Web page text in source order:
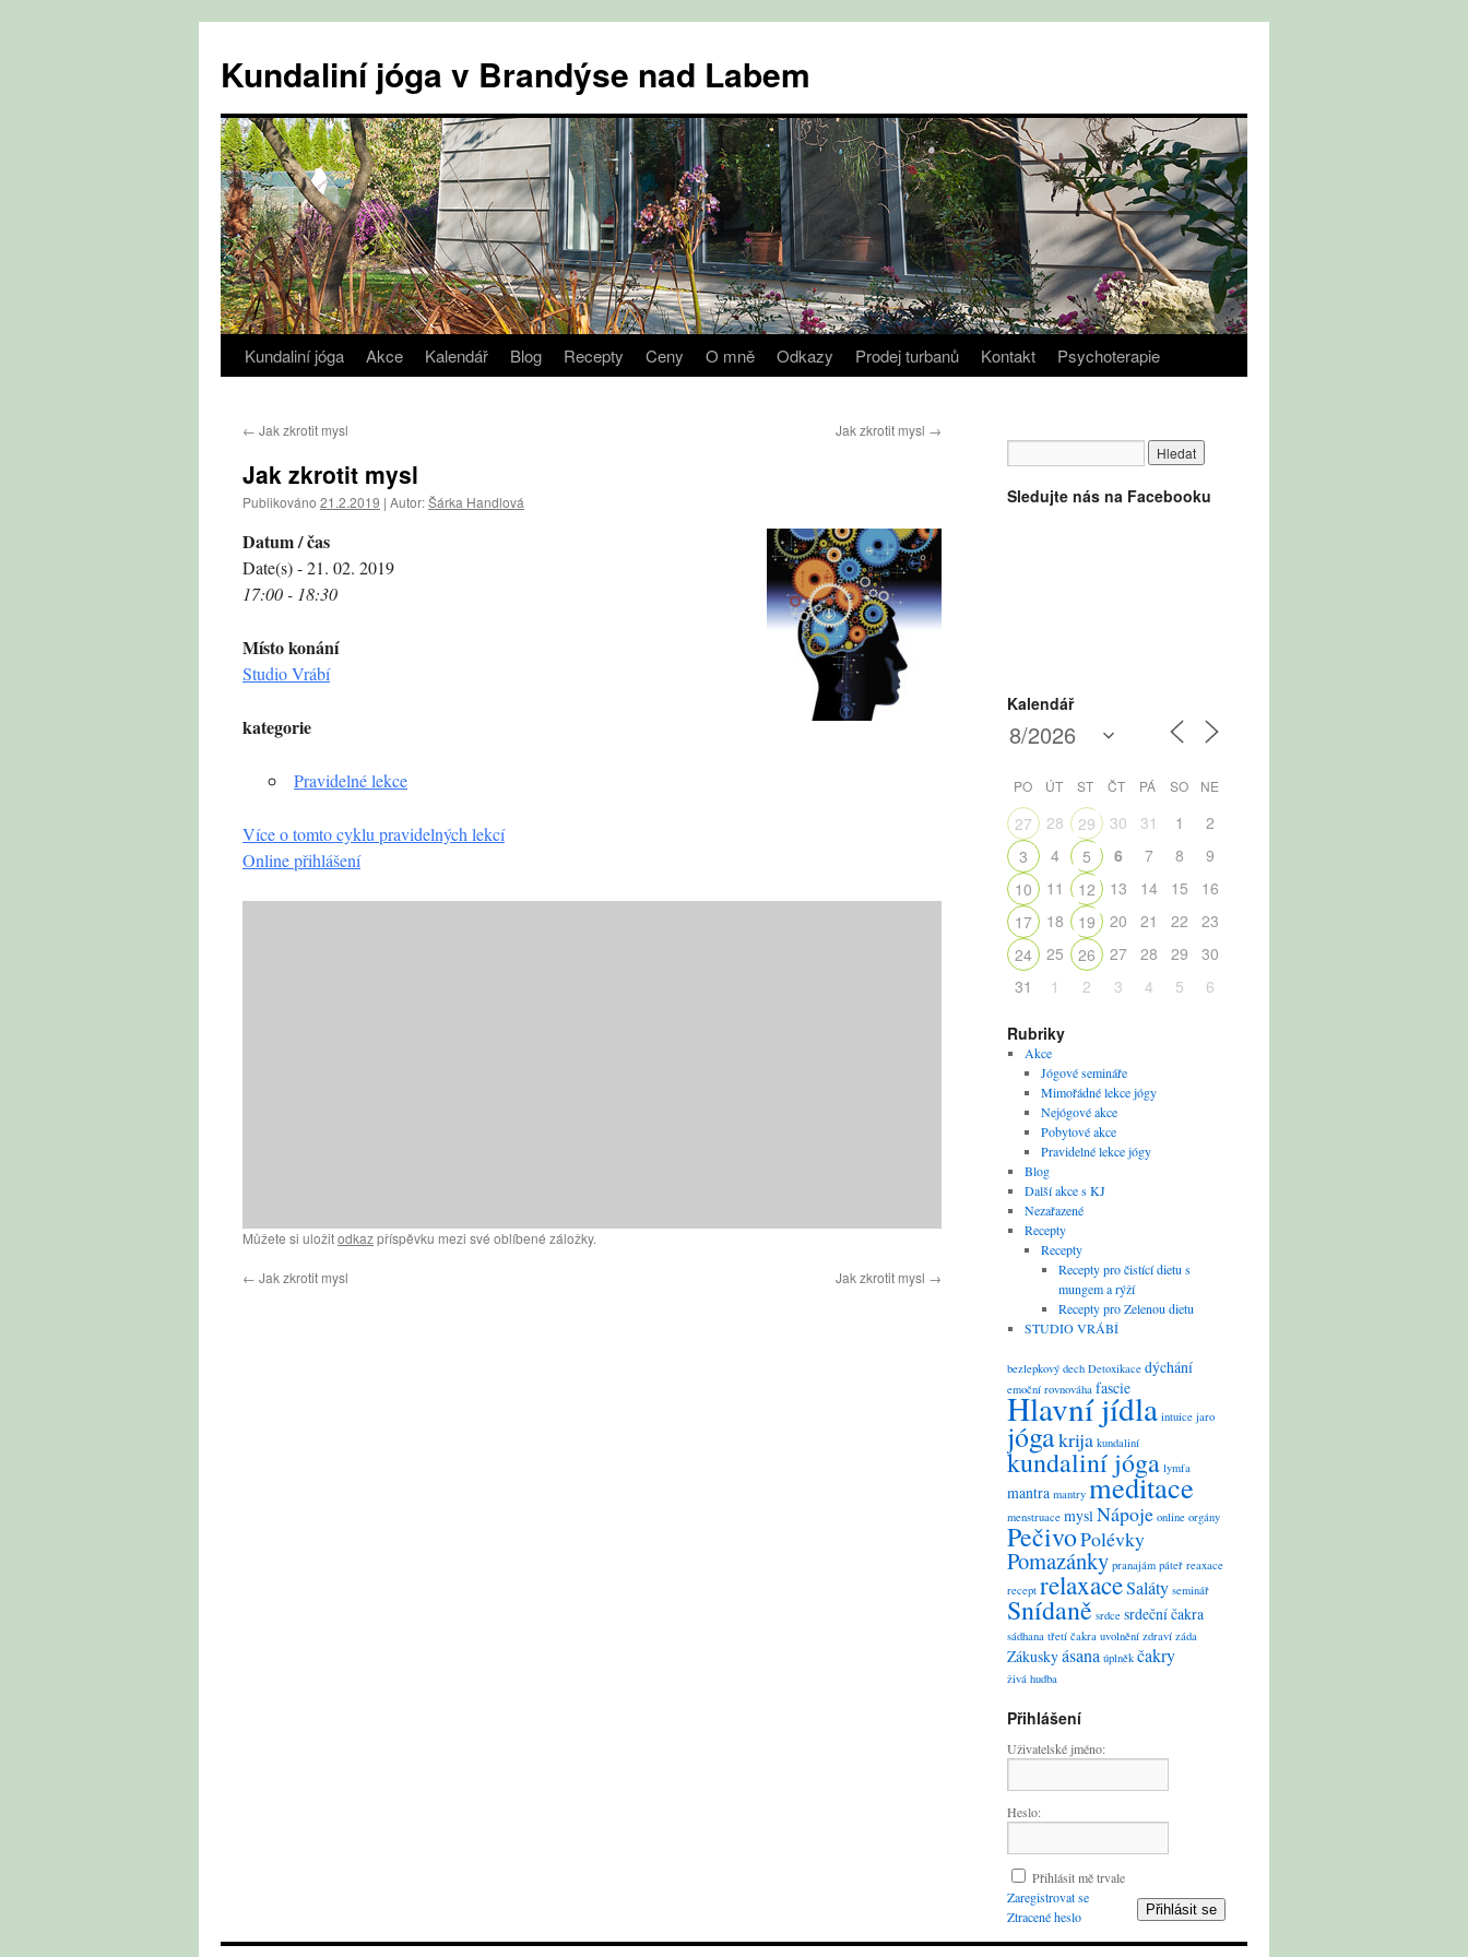
obsahu
webu
Kundaliní jóga v Brandýse nad Labem
Kundaliní jóga Akce Kalendář Blog Recepty Ceny O mně Odkazy Prodej turbanů Kontakt Psychoterapie
← Jak zkrotit mysl Jak zkrotit mysl →
Jak zkrotit mysl
Publikováno 21.2.2019 | Autor:Šárka Handlová
Datum / čas
Date(s) - 21. 02. 2019
17:00 - 18:30
Místo konání
Studio Vrábí
kategorie
Pravidelné lekce
Více o tomto cyklu pravidelných lekcí
Online přihlášení
Můžete si uložitodkazpříspěvku mezi své oblíbené záložky.
← Jak zkrotit mysl Jak zkrotit mysl →
Sledujte nás na Facebooku
Kalendář
PO ÚT ST ČT PÁ SO NE
27 28 29 30 31 1
2
3
4 5 6 7 8
9
10
11 12 13 14 15
16
17
18 19 20 21 22
23
24
25 26 27 28 29
30
31
1 2 3 4 5 6
Rubriky
Akce
Jógové semináře
Mimořádné lekce jógy
Nejógové akce
Pobytové akce
Pravidelné lekce jógy
Blog
Další akce s KJ
Nezařazené
Recepty
Recepty
Recepty pro čistící dietu s
mungem a rýží
Recepty pro Zelenou dietu
STUDIO VRÁBÍ
bezlepkový dech Detoxikace dýchání
emoční rovnováha fascie
Hlavní jídla intuice jaro
jógakrija kundaliní
kundaliní jóga lymfa
mantra mantry meditace
menstruace myslNápoje online orgány
PečivoPolévky
Pomazánky pranajám páteř reaxace
recept relaxaceSaláty seminář
Snídaně srdce srdeční čakra
sádhana třetí čakra uvolnění zdraví záda
Zákuskyásana úplněk čakry
živá hudba
Přihlášení
Uživatelské jméno:
Heslo:
Přihlásit mě trvale
Přihlásit se
Zaregistrovat se
Ztracené heslo